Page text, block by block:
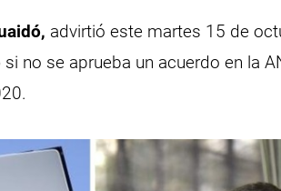
advirtió este martes 15 de
si no se aprueba un acuerdo en la